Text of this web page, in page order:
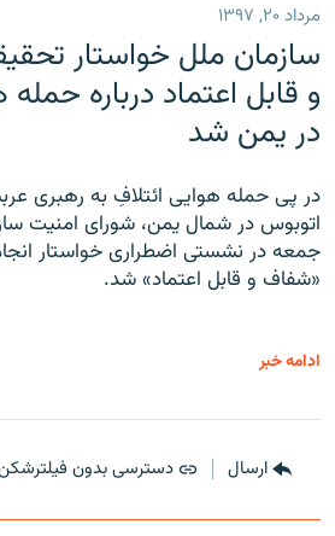
مرداد ۲۰, ۱۳۹۷
سازمان ملل خواستار
و قابل اعتماد درباره
در یمن شد
در پی حمله هوایی ائتلافِ به رهبری
اتوبوس در شمال یمن، شورای امنیت
جمعه در نشستی اضطراری خواستار
«شفاف و قابل اعتماد» شد.
ادامه خبر
ارسال دسترسی بدون